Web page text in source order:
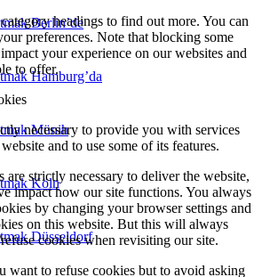
Berlin’de
Hamburg’da
Münih
Köln
Düsseldorf
headings to find out more. You can
preferences. Note that blocking some
your experience on our websites and
to offer.
necessary to provide you with services
and to use some of its features.
are strictly necessary to deliver the website,
impact how our site functions. You always
by changing your browser settings and
on this website. But this will always
cookies when revisiting our site.
want to refuse cookies but to avoid asking